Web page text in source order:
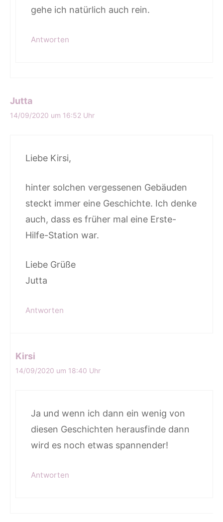
gehe ich natürlich auch rein.
Antworten
Jutta
14/09/2020 um 16:52 Uhr
Liebe Kirsi,
hinter solchen vergessenen Gebäuden
steckt immer eine Geschichte. Ich denke
auch, dass es früher mal eine Erste-
Hilfe-Station war.
Liebe Grüße
Jutta
Antworten
Kirsi
14/09/2020 um 18:40 Uhr
Ja und wenn ich dann ein wenig von
diesen Geschichten herausfinde dann
wird es noch etwas spannender!
Antworten